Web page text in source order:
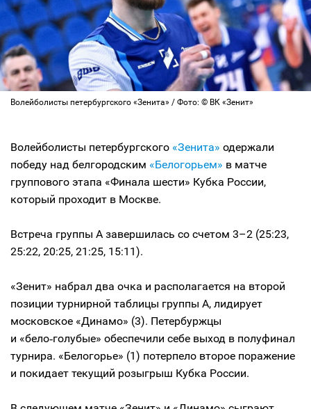
Волейболисты петербургского «Зенита» / Фото: © ВК «Зенит»
Волейболисты петербургского «Зенита» одержали
победу над белгородским «Белогорьем» в матче
группового этапа «Финала шести» Кубка России,
который проходит в Москве.
Встреча группы A завершилась со счетом 3–2 (25:23,
25:22, 20:25, 21:25, 15:11).
«Зенит» набрал два очка и располагается на второй
позиции турнирной таблицы группы A, лидирует
московское «Динамо» (3). Петербуржцы
и «бело‑голубые» обеспечили себе выход в полуфинал
турнира. «Белогорье» (1) потерпело второе поражение
и покидает текущий розыгрыш Кубка России.